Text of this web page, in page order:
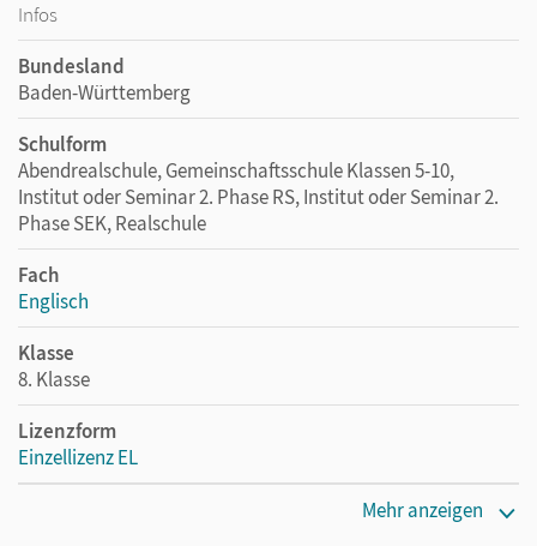
Infos
Bundesland
Baden-Württemberg
Schulform
Abendrealschule, Gemeinschaftsschule Klassen 5-10,
Institut oder Seminar 2. Phase RS, Institut oder Seminar 2.
Phase SEK, Realschule
Fach
Englisch
Klasse
8. Klasse
Lizenzform
Einzellizenz EL
Mehr anzeigen